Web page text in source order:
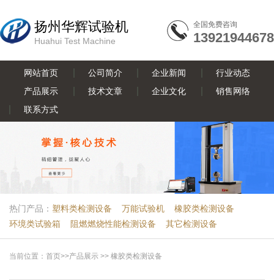
扬州华辉试验机
Huahui Test Machine
全国免费咨询
13921944678
网站首页 公司简介 企业新闻
行业动态
产品展示
技术文章 企业文化
销售网络
联系方式
热门产品： 塑料类检测设备 万能试验机
橡胶类检测设备
环境类试验箱
阻燃燃烧性能检测设备 其它检测设备
当前位置： 首页>>产品展示 >> 橡胶类检测设备